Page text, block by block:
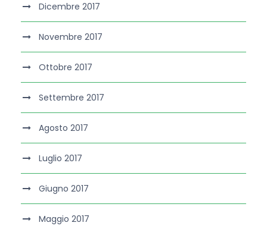
Dicembre 2017
Novembre 2017
Ottobre 2017
Settembre 2017
Agosto 2017
Luglio 2017
Giugno 2017
Maggio 2017